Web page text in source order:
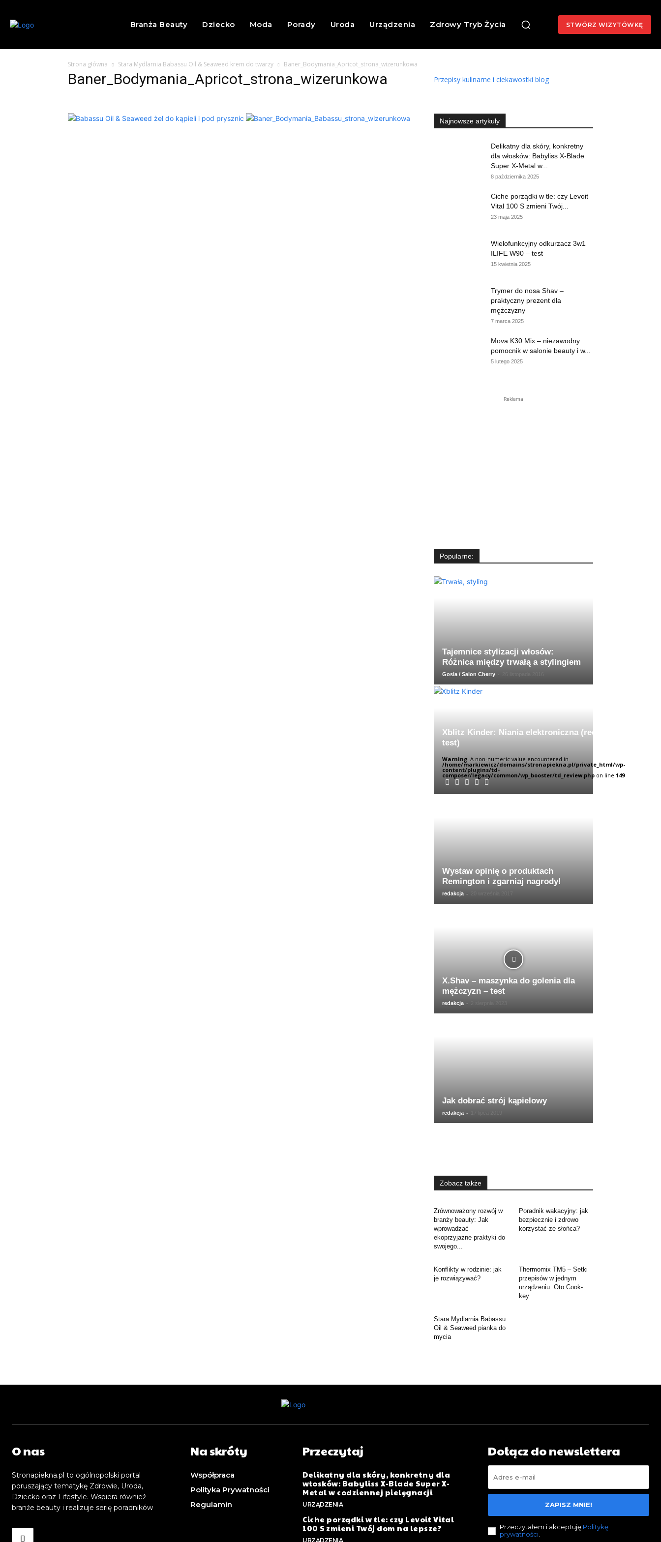
Branża Beauty Dziecko Moda Porady Uroda Urządzenia Zdrowy Tryb Życia STWÓRZ WIZYTÓWKĘ
Strona główna Stara Mydlarnia Babassu Oil & Seaweed krem do twarzy Baner_Bodymania_Apricot_strona_wizerunkowa
Baner_Bodymania_Apricot_strona_wizerunkowa Przepisy kulinarne i ciekawostki blog
Najnowsze artykuły
Delikatny dla skóry, konkretny
dla włosków: Babyliss X-Blade
Super X-Metal w...
8 października 2025
Ciche porządki w tle: czy Levoit
Vital 100 S zmieni Twój...
23 maja 2025
Wielofunkcyjny odkurzacz 3w1
ILIFE W90 – test
15 kwietnia 2025
Trymer do nosa Shav –
praktyczny prezent dla
mężczyzny
7 marca 2025
Mova K30 Mix – niezawodny
pomocnik w salonie beauty i w...
5 lutego 2025
Reklama
Popularne:
Tajemnice stylizacji włosów:
Różnica między trwałą a stylingiem
Gosia / Salon Cherry -
Xblitz Kinder: Niania elektroniczna (recenzja,
test)
Warning: A non-numeric value encountered in
/home/markiewicz/domains/stronapiekna.pl/private_html/wp-
content/plugins/td-
composer/legacy/common/wp_booster/td_review.php on line 149
Wystaw opinię o produktach
Remington i zgarniaj nagrody!
redakcja -
X.Shav – maszynka do golenia dla
mężczyzn – test
redakcja -
Jak dobrać strój kąpielowy
redakcja -
Zobacz także
Zrównoważony rozwój w
branży beauty: Jak
wprowadzać
ekoprzyjazne praktyki do
swojego...
Poradnik wakacyjny: jak
bezpiecznie i zdrowo
korzystać ze słońca?
Konflikty w rodzinie: jak
je rozwiązywać?
Thermomix TM5 – Setki
przepisów w jednym
urządzeniu. Oto Cook-
key
Stara Mydlarnia Babassu
Oil & Seaweed pianka do
mycia
O nas
Stronapiekna.pl to ogólnopolski portal
poruszający tematykę Zdrowie, Uroda,
Dziecko oraz Lifestyle. Wspiera również
branże beauty i realizuje serię poradników
Na skróty
Współpraca
Polityka Prywatności
Regulamin
Przeczytaj
Delikatny dla skóry, konkretny dla
włosków: Babyliss X-Blade Super X-
Metal w codziennej pielęgnacji
URZĄDZENIA
Ciche porządki w tle: czy Levoit Vital
100 S zmieni Twój dom na lepsze?
URZĄDZENIA
Dołącz do newslettera
ZAPISZ MNIE!
Przeczytałem i akceptuję Politykę
prywatności.